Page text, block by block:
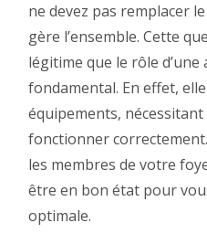
ne devez pas remplacer
gère l’ensemble. Cette
légitime que le rôle
fondamental. En effet,
équipements, nécessitant
fonctionner
les membres de votre
être en bon état pour
optimale.